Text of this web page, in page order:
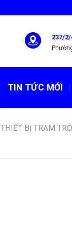
237/
TIN TỨC MỚI
THIẾT BỊ TRẠM